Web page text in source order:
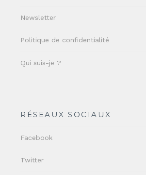
Newsletter
Politique de confidentialité
Qui suis-je ?
RÉSEAUX SOCIAUX
Facebook
Twitter